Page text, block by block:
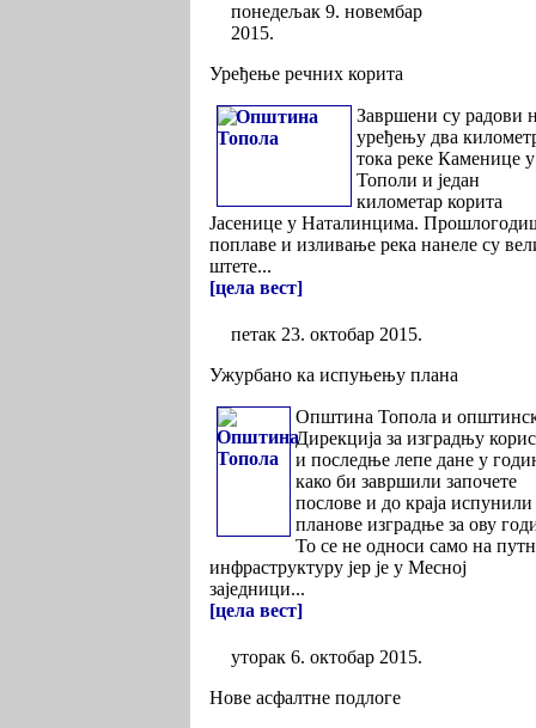
понедељак 9. новембар
2015.
Уређење речних корита
Завршени су радови
уређењу два
тока реке Каменице у
Тополи и један
километар корита
Јасенице у Наталинцима.
поплаве и изливање река нанеле су
штете...
[цела вест]
петак 23. октобар 2015.
Ужурбано ка испуњењу плана
Општина Топола и
Дирекција за изградњу
и последње лепе дане у
како би завршили започете
послове и до краја испунили
планове изградње за ову
То се не односи само на
инфраструктуру јер је у Месној
заједници...
[цела вест]
уторак 6. октобар 2015.
Нове асфалтне подлоге